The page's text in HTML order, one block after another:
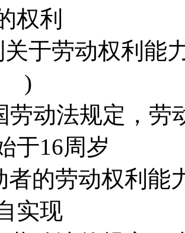
权利
于劳动权利能
)
劳动法规定，劳
于16周岁
者的劳动权利能
实现